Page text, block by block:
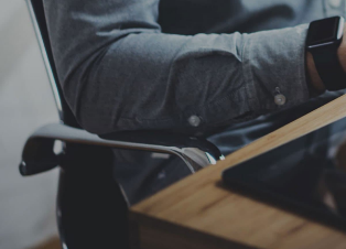
세아상역 과 함께 하세요.
Careers